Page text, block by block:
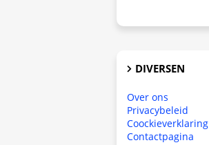
DIVERSEN
Over ons
Privacybeleid
Coockieverklaring
Contactpagina